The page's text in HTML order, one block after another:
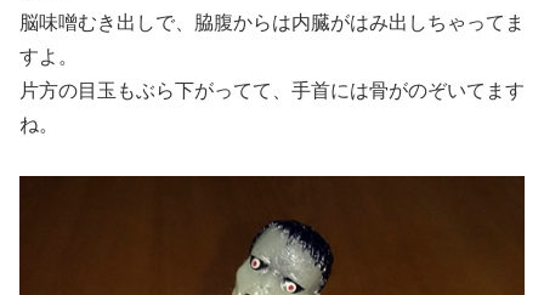
脳味噌むき出しで、脇腹からは内臓がはみ出しちゃってま
すよ。
片方の目玉もぶら下がってて、手首には骨がのぞいてます
ね。